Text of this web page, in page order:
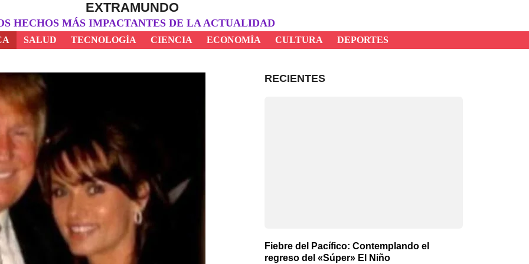
EXTRAMUNDO
HECHOS MÁS IMPACTANTES DE LA ACTUALIDAD
SALUD TECNOLOGÍA CIENCIA ECONOMÍA CULTURA DEPORTES
RECIENTES
Fiebre del Pacífico: Contemplando el
regreso del «Súper» El Niño